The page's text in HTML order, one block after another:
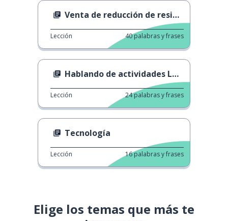
Venta de reducción de residuos
Lección 40palabras y frases
Hablando de actividades LGBT
Lección 24palabras y frases
Tecnología
Lección 16palabras y frases
Elige los temas que más te